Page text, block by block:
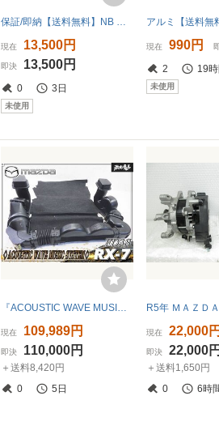
現在 13,500円
即決 13,500円
0 3日
未使用
現在 990円
2 19
未使用
現在 109,989円
即決 110,000円
＋送料8,420円
0
5日
現在 22,000円
即決 22,000円
＋送料1,650円
0
6時